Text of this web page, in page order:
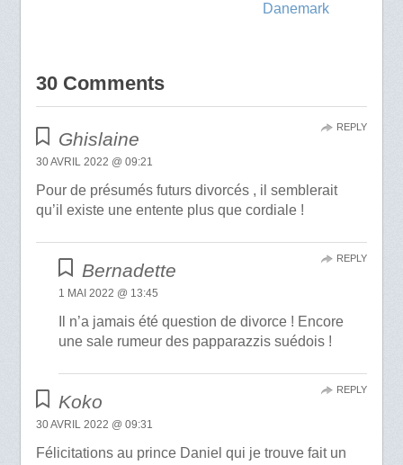
Danemark
30 Comments
Ghislaine
30 AVRIL 2022 @ 09:21
Pour de présumés futurs divorcés , il semblerait
qu’il existe une entente plus que cordiale !
REPLY
Bernadette
1 MAI 2022 @ 13:45
Il n’a jamais été question de divorce ! Encore
une sale rumeur des papparazzis suédois !
REPLY
Koko
30 AVRIL 2022 @ 09:31
Félicitations au prince Daniel qui je trouve fait un
REPLY